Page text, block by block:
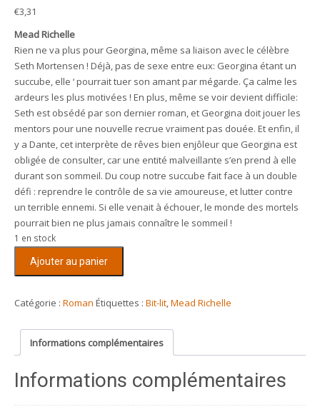
€3,31
Mead Richelle
Rien ne va plus pour Georgina, même sa liaison avec le célèbre
Seth Mortensen ! Déjà, pas de sexe entre eux: Georgina étant un
succube, elle ‘ pourrait tuer son amant par mégarde. Ça calme les
ardeurs les plus motivées ! En plus, même se voir devient difficile:
Seth est obsédé par son dernier roman, et Georgina doit jouer les
mentors pour une nouvelle recrue vraiment pas douée. Et enfin, il
y a Dante, cet interprète de rêves bien enjôleur que Georgina est
obligée de consulter, car une entité malveillante s’en prend à elle
durant son sommeil. Du coup notre succube fait face à un double
défi : reprendre le contrôle de sa vie amoureuse, et lutter contre
un terrible ennemi. Si elle venait à échouer, le monde des mortels
pourrait bien ne plus jamais connaître le sommeil !
1 en stock
Dreams
Ajouter au panier
Catégorie : Roman Étiquettes : Bit-lit,Mead Richelle
Informations complémentaires
Informations complémentaires